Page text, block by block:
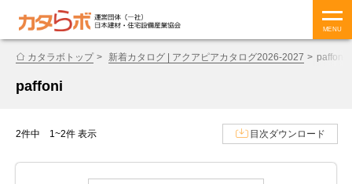
MENU
カタラボトップ 新着カタログ | アクアピアカタログ2026-2027 paffoni
paffoni
2件中 1~2件 表示 目次ダウンロード